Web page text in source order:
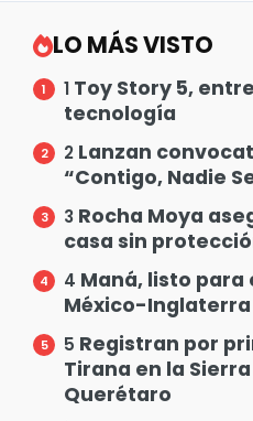
LO MÁS VISTO
1 Toy Story 5,
tecnología
2 Lanzan
“Contigo, Nadie
3 Rocha Moya
casa sin
4 Maná, listo
México-Inglaterra
5 Registran por
Tirana en la
Querétaro